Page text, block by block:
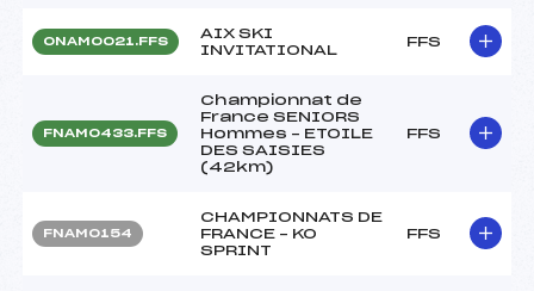
ONAM0021.FFS
AIX SKI
INVITATIONAL
FFS
FNAM0433.FFS
Championnat de
France SENIORS
Hommes – ETOILE
DES SAISIES
(42km)
FFS
FNAM0154
CHAMPIONNATS DE
FRANCE – KO
SPRINT
FFS